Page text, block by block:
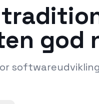
god